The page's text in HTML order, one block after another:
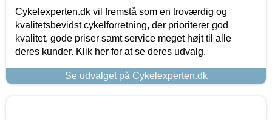
Cykelexperten.dk vil fremstå som en troværdig og
kvalitetsbevidst cykelforretning, der prioriterer god
kvalitet, gode priser samt service meget højt til alle
deres kunder. Klik her for at se deres udvalg.
Se udvalget på Cykelexperten.dk